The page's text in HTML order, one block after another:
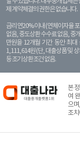
제 계약체결의 권한은 없습니다.
금리 연20% 이내 (연체이자율
없음, 중도상환 수수료 없음, 중
만원을 12개월 기간 동안 최
1,111,614원 (단, 대출상품 및
등 조기상환조건 없음.
본
여
으
조